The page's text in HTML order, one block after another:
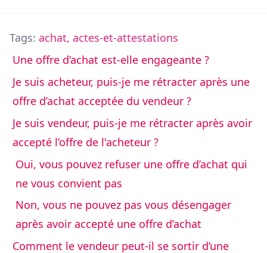
Tags: achat, actes-et-attestations
Une offre d’achat est-elle engageante ?
Je suis acheteur, puis-je me rétracter après une
offre d’achat acceptée du vendeur ?
Je suis vendeur, puis-je me rétracter après avoir
accepté l’offre de l'acheteur ?
Oui, vous pouvez refuser une offre d’achat qui
ne vous convient pas
Non, vous ne pouvez pas vous désengager
après avoir accepté une offre d’achat
Comment le vendeur peut-il se sortir d’une